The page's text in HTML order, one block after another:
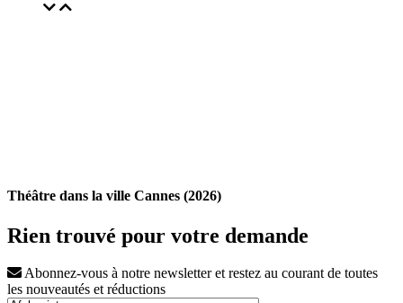
Théâtre dans la ville Cannes (2026)
Rien trouvé pour votre demande
Abonnez-vous à notre newsletter et restez au courant de toutes
les nouveautés et réductions